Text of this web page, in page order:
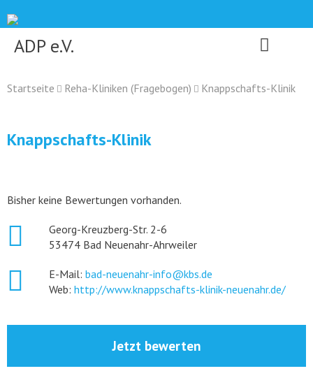
to
content
ADP e.V.
Startseite Reha-Kliniken (Fragebogen) Knappschafts-Klinik
Knappschafts-Klinik
Bisher keine Bewertungen vorhanden.
Georg-Kreuzberg-Str. 2-6
53474 Bad Neuenahr-Ahrweiler
E-Mail: bad-neuenahr-info@kbs.de
Web: http://www.knappschafts-klinik-neuenahr.de/
Jetzt bewerten